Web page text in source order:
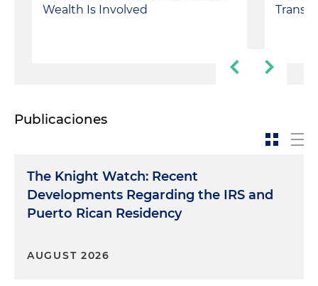
Wealth Is Involved
Publicaciones
The Knight Watch: Recent
Developments Regarding the IRS and
Puerto Rican Residency
AUGUST 2026